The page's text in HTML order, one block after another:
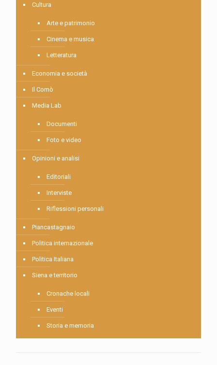
Cultura
Arte e patrimonio
Cinema e musica
Letteratura
Economia e società
Il Comò
Media Lab
Documenti
Foto e video
Opinioni e analisi
Editoriali
Interviste
Riflessioni personali
Piancastagnaio
Politica internazionale
Politica Italiana
Siena e territorio
Cronache locali
Eventi
Storia e memoria